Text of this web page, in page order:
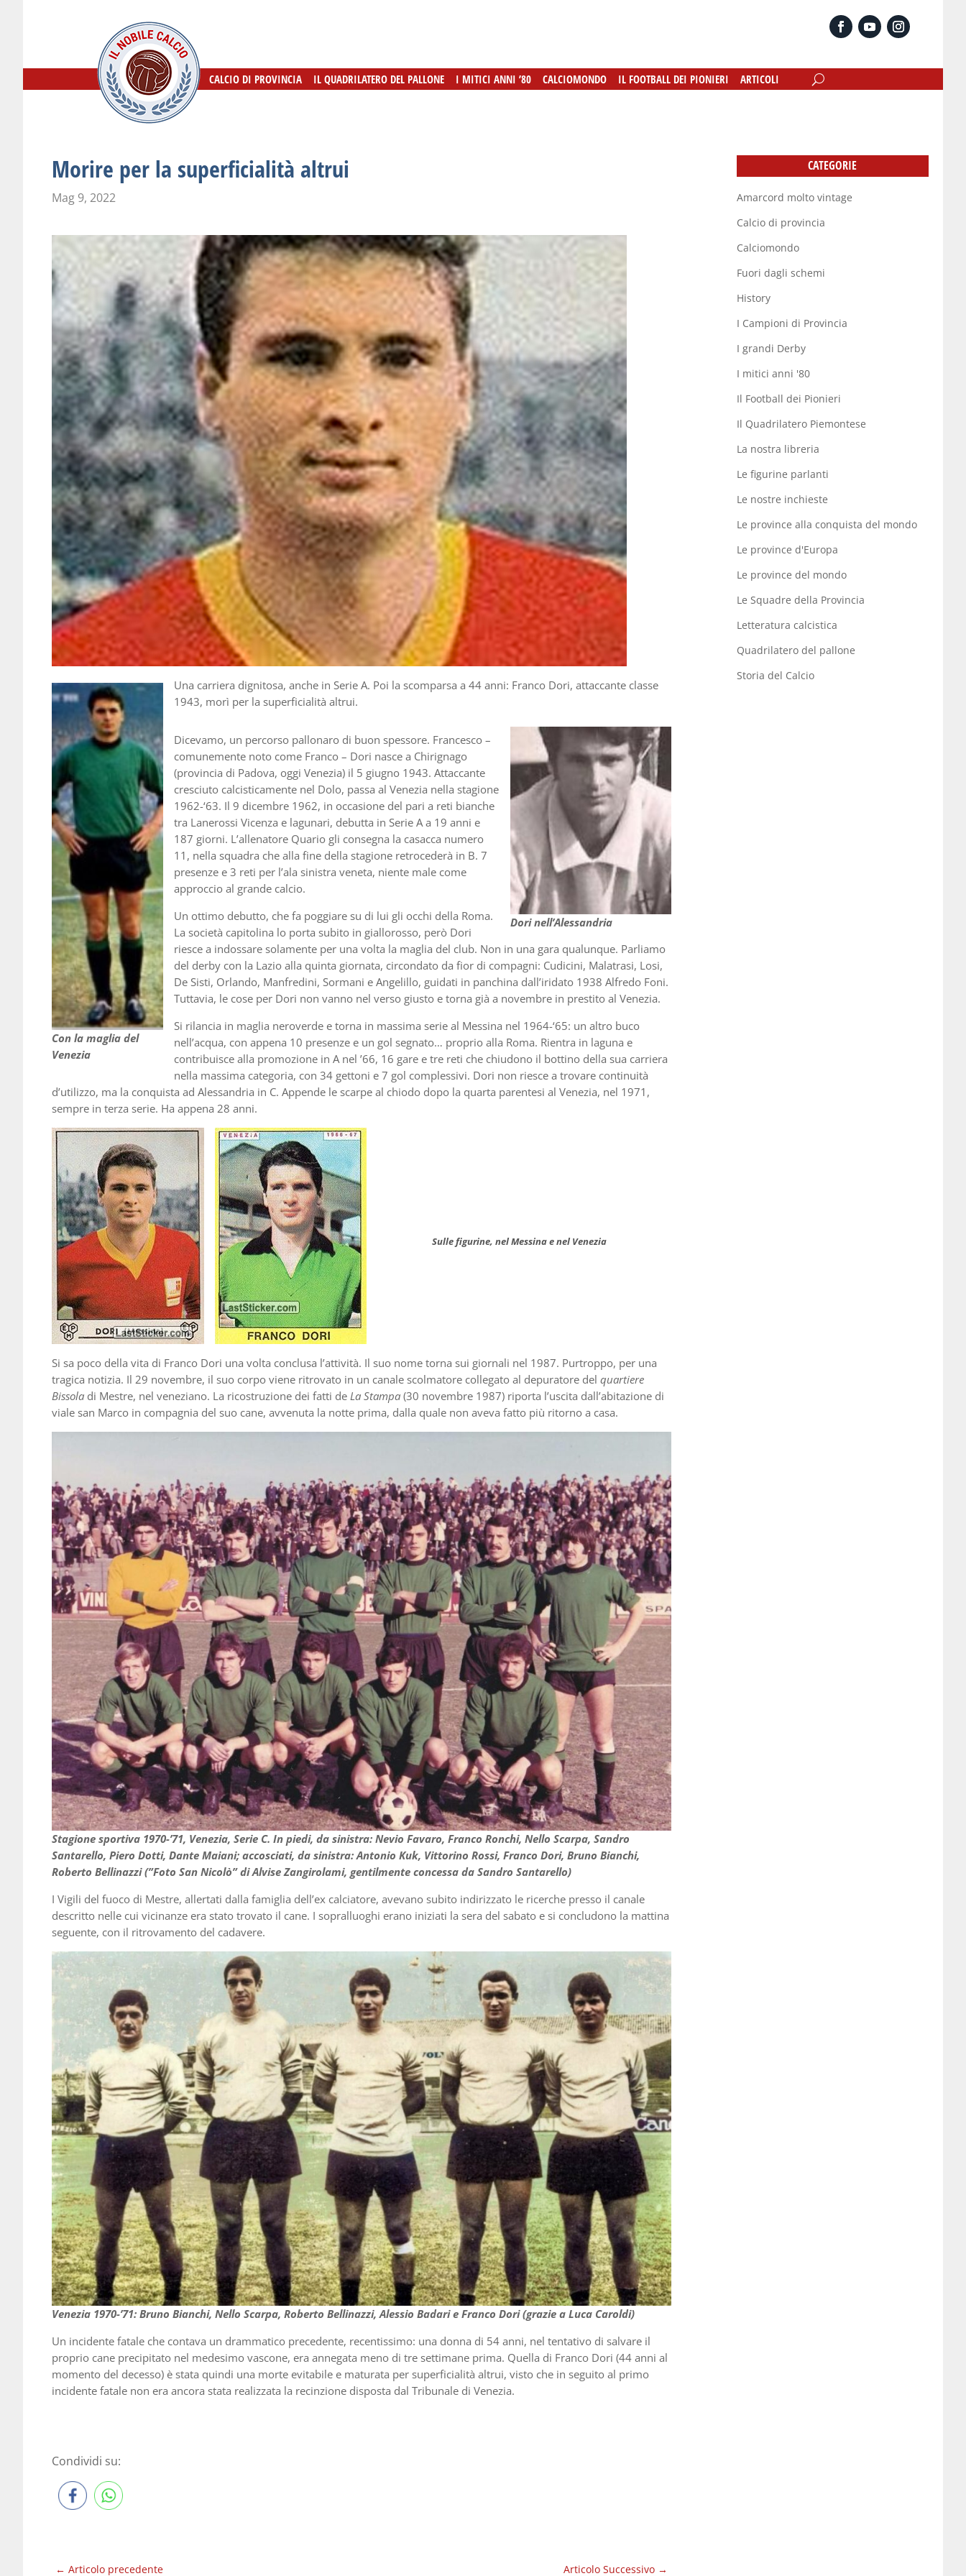
CALCIO DI PROVINCIA IL QUADRILATERO DEL PALLONE I MITICI ANNI ’80 CALCIOMONDO IL FOOTBALL DEI PIONIERI ARTICOLI
CALCIO DI PROVINCIA IL QUADRILATERO DEL PALLONE I MITICI ANNI ’80 CALCIOMONDO IL FOOTBALL DEI PIONIERI ARTICOLI
Morire per la superficialità altrui
Mag 9, 2022
Con la maglia del
Venezia
Una carriera dignitosa, anche in Serie A. Poi la scomparsa a 44 anni: Franco Dori, attaccante classe
1943, morì per la superficialità altrui.
Dori nell’Alessandria
Dicevamo, un percorso pallonaro di buon spessore. Francesco –
comunemente noto come Franco – Dori nasce a Chirignago
(provincia di Padova, oggi Venezia) il 5 giugno 1943. Attaccante
cresciuto calcisticamente nel Dolo, passa al Venezia nella stagione
1962-‘63. Il 9 dicembre 1962, in occasione del pari a reti bianche
tra Lanerossi Vicenza e lagunari, debutta in Serie A a 19 anni e
187 giorni. L’allenatore Quario gli consegna la casacca numero
11, nella squadra che alla fine della stagione retrocederà in B. 7
presenze e 3 reti per l’ala sinistra veneta, niente male come
approccio al grande calcio.
Un ottimo debutto, che fa poggiare su di lui gli occhi della Roma.
La società capitolina lo porta subito in giallorosso, però Dori
riesce a indossare solamente per una volta la maglia del club. Non in una gara qualunque. Parliamo
del derby con la Lazio alla quinta giornata, circondato da fior di compagni: Cudicini, Malatrasi, Losi,
De Sisti, Orlando, Manfredini, Sormani e Angelillo, guidati in panchina dall’iridato 1938 Alfredo Foni.
Tuttavia, le cose per Dori non vanno nel verso giusto e torna già a novembre in prestito al Venezia.
Si rilancia in maglia neroverde e torna in massima serie al Messina nel 1964-‘65: un altro buco
nell’acqua, con appena 10 presenze e un gol segnato… proprio alla Roma. Rientra in laguna e
contribuisce alla promozione in A nel ’66, 16 gare e tre reti che chiudono il bottino della sua carriera
nella massima categoria, con 34 gettoni e 7 gol complessivi. Dori non riesce a trovare continuità
d’utilizzo, ma la conquista ad Alessandria in C. Appende le scarpe al chiodo dopo la quarta parentesi al Venezia, nel 1971,
sempre in terza serie. Ha appena 28 anni.
Sulle figurine, nel Messina e nel Venezia
Si sa poco della vita di Franco Dori una volta conclusa l’attività. Il suo nome torna sui giornali nel 1987. Purtroppo, per una
tragica notizia. Il 29 novembre, il suo corpo viene ritrovato in un canale scolmatore collegato al depuratore del quartiere
Bissola di Mestre, nel veneziano. La ricostruzione dei fatti de La Stampa (30 novembre 1987) riporta l’uscita dall’abitazione di
viale san Marco in compagnia del suo cane, avvenuta la notte prima, dalla quale non aveva fatto più ritorno a casa.
Stagione sportiva 1970-’71, Venezia, Serie C. In piedi, da sinistra: Nevio Favaro, Franco Ronchi, Nello Scarpa, Sandro
Santarello, Piero Dotti, Dante Maiani; accosciati, da sinistra: Antonio Kuk, Vittorino Rossi, Franco Dori, Bruno Bianchi,
Roberto Bellinazzi (”Foto San Nicolò” di Alvise Zangirolami, gentilmente concessa da Sandro Santarello)
I Vigili del fuoco di Mestre, allertati dalla famiglia dell’ex calciatore, avevano subito indirizzato le ricerche presso il canale
descritto nelle cui vicinanze era stato trovato il cane. I sopralluoghi erano iniziati la sera del sabato e si concludono la mattina
seguente, con il ritrovamento del cadavere.
Venezia 1970-’71: Bruno Bianchi, Nello Scarpa, Roberto Bellinazzi, Alessio Badari e Franco Dori (grazie a Luca Caroldi)
Un incidente fatale che contava un drammatico precedente, recentissimo: una donna di 54 anni, nel tentativo di salvare il
proprio cane precipitato nel medesimo vascone, era annegata meno di tre settimane prima. Quella di Franco Dori (44 anni al
momento del decesso) è stata quindi una morte evitabile e maturata per superficialità altrui, visto che in seguito al primo
incidente fatale non era ancora stata realizzata la recinzione disposta dal Tribunale di Venezia.
Condividi su:
← Articolo precedente Articolo Successivo →
CATEGORIE
Amarcord molto vintage
Calcio di provincia
Calciomondo
Fuori dagli schemi
History
I Campioni di Provincia
I grandi Derby
I mitici anni '80
Il Football dei Pionieri
Il Quadrilatero Piemontese
La nostra libreria
Le figurine parlanti
Le nostre inchieste
Le province alla conquista del mondo
Le province d'Europa
Le province del mondo
Le Squadre della Provincia
Letteratura calcistica
Quadrilatero del pallone
Storia del Calcio